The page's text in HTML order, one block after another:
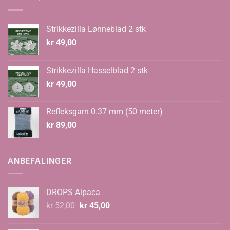
Strikkezilla Lønneblad 2 stk
kr 49,00
Strikkezilla Hasselblad 2 stk
kr 49,00
Refleksgarn 0.37 mm (50 meter)
kr 89,00
ANBEFALINGER
DROPS Alpaca
kr52,00 Opprinnelig
kr45,00Nåværende